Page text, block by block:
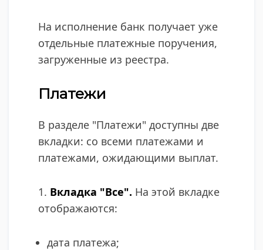
На исполнение банк получает уже
отдельные платежные поручения,
загруженные из реестра. ​
Платежи
В разделе "Платежи" доступны две
вкладки: со всеми платежами и
платежами, ожидающими выплат.
1. Вкладка "Все". На этой вкладке
отображаются:
дата платежа;